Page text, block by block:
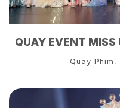
Quay Phim ,